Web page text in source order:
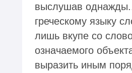
выслушав
греческому языку
лишь вкупе со
означаемого
выразить иным